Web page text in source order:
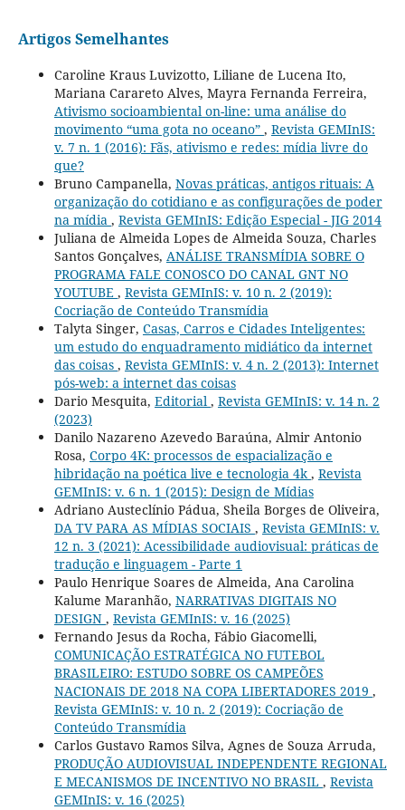
Artigos Semelhantes
Caroline Kraus Luvizotto, Liliane de Lucena Ito,
Mariana Carareto Alves, Mayra Fernanda Ferreira,
Ativismo socioambiental on-line: uma análise do
movimento “uma gota no oceano” , Revista GEMInIS:
v. 7 n. 1 (2016): Fãs, ativismo e redes: mídia livre do
que?
Bruno Campanella, Novas práticas, antigos rituais: A
organização do cotidiano e as configurações de poder
na mídia , Revista GEMInIS: Edição Especial - JIG 2014
Juliana de Almeida Lopes de Almeida Souza, Charles
Santos Gonçalves, ANÁLISE TRANSMÍDIA SOBRE O
PROGRAMA FALE CONOSCO DO CANAL GNT NO
YOUTUBE , Revista GEMInIS: v. 10 n. 2 (2019):
Cocriação de Conteúdo Transmídia
Talyta Singer, Casas, Carros e Cidades Inteligentes:
um estudo do enquadramento midiático da internet
das coisas , Revista GEMInIS: v. 4 n. 2 (2013): Internet
pós-web: a internet das coisas
Dario Mesquita, Editorial , Revista GEMInIS: v. 14 n. 2
(2023)
Danilo Nazareno Azevedo Baraúna, Almir Antonio
Rosa, Corpo 4K: processos de espacialização e
hibridação na poética live e tecnologia 4k, Revista
GEMInIS: v. 6 n. 1 (2015): Design de Mídias
Adriano Austeclínio Pádua, Sheila Borges de Oliveira,
DA TV PARA AS MÍDIAS SOCIAIS , Revista GEMInIS: v.
12 n. 3 (2021): Acessibilidade audiovisual: práticas de
tradução e linguagem - Parte 1
Paulo Henrique Soares de Almeida, Ana Carolina
Kalume Maranhão, NARRATIVAS DIGITAIS NO
DESIGN , Revista GEMInIS: v. 16 (2025)
Fernando Jesus da Rocha, Fábio Giacomelli,
COMUNICAÇÃO ESTRATÉGICA NO FUTEBOL
BRASILEIRO: ESTUDO SOBRE OS CAMPEÕES
NACIONAIS DE 2018 NA COPA LIBERTADORES 2019 ,
Revista GEMInIS: v. 10 n. 2 (2019): Cocriação de
Conteúdo Transmídia
Carlos Gustavo Ramos Silva, Agnes de Souza Arruda,
PRODUÇÃO AUDIOVISUAL INDEPENDENTE REGIONAL
E MECANISMOS DE INCENTIVO NO BRASIL , Revista
GEMInIS: v. 16 (2025)